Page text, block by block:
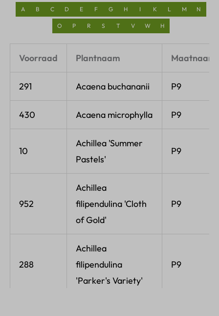
A B C D E F G H I K L M N
O P R S T V W H
Voorraad Plantnaam Maatnaam
291 Acaena buchananii P9
430 Acaena microphylla P9
10
Achillea 'Summer
Pastels'
P9
952
Achillea
filipendulina 'Cloth
of Gold'
P9
288
Achillea
filipendulina
'Parker's Variety'
P9